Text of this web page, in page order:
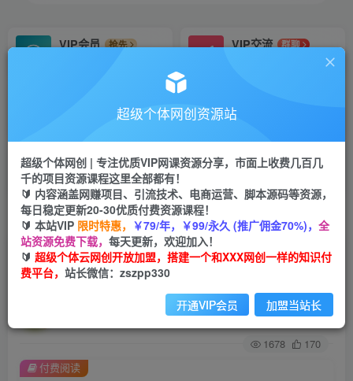
VIP会员
抢先
VIP交流
群聊
研究探讨更多创业项目路子。
会员专属推广链接
招募站长
挂机
项目
脚本卡密
APP下载
GO
首页 创业课程 会员免费 正文
淘宝电商资源代下项目，小白无需引流复制粘贴也
能日入300＋【揭秘】
关注 私信
1678 170
付费阅读
超级个体网创资源站
超级个体网创 | 专注优质VIP网课资源分享，市面上收费几百几
千的项目资源课程这里全部都有！
🔰 内容涵盖网赚项目、引流技术、电商运营、脚本源码等资源，
每日稳定更新20-30优质付费资源课程！
🔰 本站VIP 限时特惠， ￥79/年，￥99/永久 (推广佣金70%)， 全
站资源免费下载， 每天更新，欢迎加入！
🔰 超级个体云网创开放加盟，搭建一个和XXX网创一样的知识付
费平台， 站长微信：zszpp330
开通VIP会员 加盟当站长